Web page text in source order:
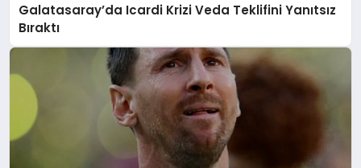
Galatasaray’da Icardi Krizi Veda Teklifini Yanıtsız
Bıraktı